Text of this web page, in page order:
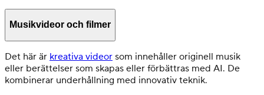
Musikvideor och filmer
Det här är kreativa videor som innehåller originell musik
eller berättelser som skapas eller förbättras med AI. De
kombinerar underhållning med innovativ teknik.